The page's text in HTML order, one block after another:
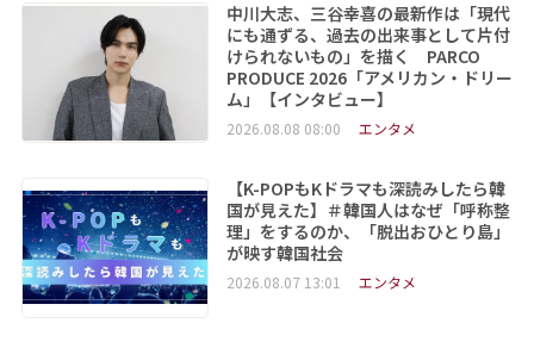
中川大志、三谷幸喜の最新作は「現代
にも通ずる、過去の出来事として片付
けられないもの」を描く PARCO
PRODUCE 2026「アメリカン・ドリー
ム」【インタビュー】
2026.08.08 08:00 エンタメ
【K-POPもKドラマも深読みしたら韓
国が見えた】＃韓国人はなぜ「呼称整
理」をするのか、「脱出おひとり島」
が映す韓国社会
2026.08.07 13:01 エンタメ